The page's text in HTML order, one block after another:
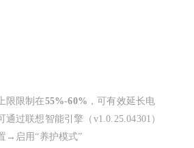
限限制在55%-60% ，可有效延长电
过联想智能引擎（v1.0.25.04301）
→启用“养护模式”